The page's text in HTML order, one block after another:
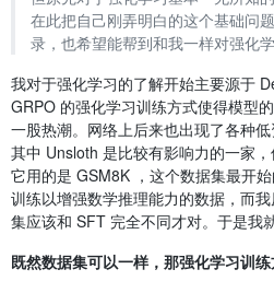
在此把自己刚弄明白的这个基础问
录，也希望能帮到和我一样对强化学
我对于强化学习的了解开始主要源于
GRPO 的强化学习训练方式使得模型
一股热潮。网络上后来也出现了各种
其中 Unsloth 是比较有影响力的一家
它用的是 GSM8K ，这个数据集最开
训练以增强数学推理能力的数据，而
集应该和 SFT 完全不同才对。于是我
既然数据集可以一样，那强化学习训